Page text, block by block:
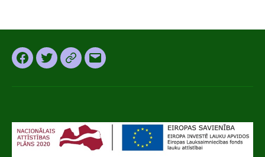
Facebook
TwitterInstagram
Email